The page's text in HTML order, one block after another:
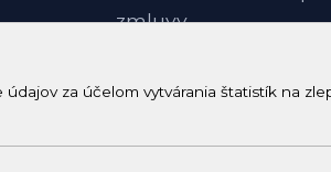
za účelom vytvárania štatistík na
zmluvy
poučenie